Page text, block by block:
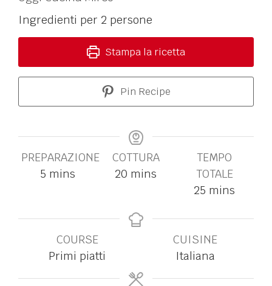
Ingredienti per 2 persone
Stampa la ricetta
Pin Recipe
PREPARAZIONE
5 mins
COTTURA
20 mins
TEMPO
TOTALE
25 mins
COURSE
Primi piatti
CUISINE
Italiana